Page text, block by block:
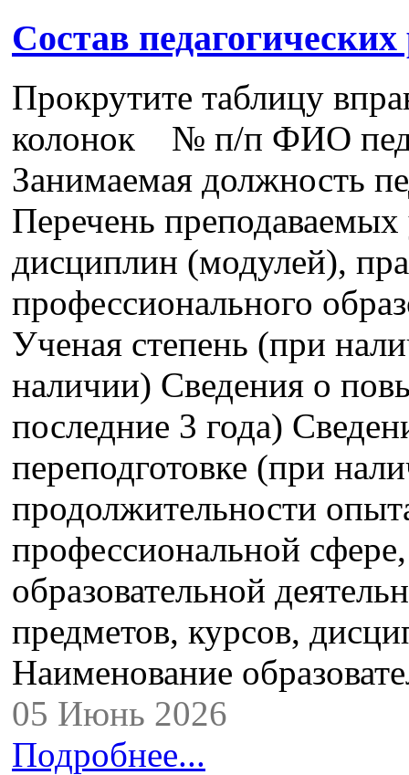
Состав
Прокрутите таблицу
колонок № п/п ФИО
Занимаемая должность
Перечень
дисциплин (модулей),
профессионального
Ученая степень (при
наличии) Сведения о
последние 3 года)
переподготовке (при
продолжительности
профессиональной
образовательной
предметов, курсов,
Наименование
05 Июнь 2026
Подробнее...